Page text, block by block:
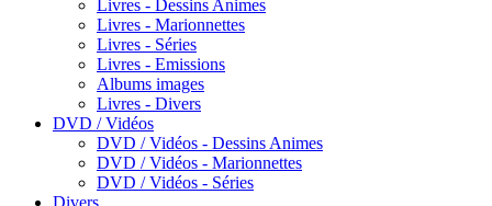
Livres - Dessins Animes
Livres - Marionnettes
Livres - Séries
Livres - Emissions
Albums images
Livres - Divers
DVD / Vidéos
DVD / Vidéos - Dessins Animes
DVD / Vidéos - Marionnettes
DVD / Vidéos - Séries
Divers